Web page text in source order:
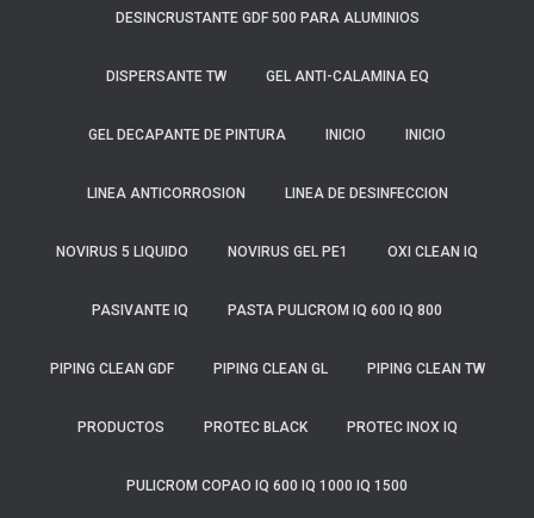
DESINCRUSTANTE GDF 500 PARA ALUMINIOS
DISPERSANTE TW GEL ANTI-CALAMINA EQ
GEL DECAPANTE DE PINTURA INICIO INICIO
LINEA ANTICORROSION LINEA DE DESINFECCION
NOVIRUS 5 LIQUIDO NOVIRUS GEL PE1 OXI CLEAN IQ
PASIVANTE IQ PASTA PULICROM IQ 600 IQ 800
PIPING CLEAN GDF PIPING CLEAN GL PIPING CLEAN TW
PRODUCTOS PROTEC BLACK PROTEC INOX IQ
PULICROM COPAO IQ 600 IQ 1000 IQ 1500